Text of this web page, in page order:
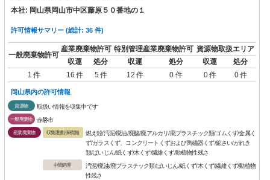
本社: 岡山県岡山市中区藤原５０番地の１
許可情報サマリー (総計: 36 件)
一般廃棄物許可
産業廃棄物許可 特別管理産業廃棄物許可 資源物取扱エリア
収運
処分 収運 処分 収運
処分
1 件
16 件 5 件 12 件 0 件 0 件 0 件
岡山県内の許可情報
資源物 取扱い情報を収集中です
一般廃棄物 赤磐市
産業廃棄物 収集運搬(保積無)
燃え殻/汚泥/廃油/廃酸/廃アルカリ/廃プラスチック類/ゴムくず/金属く
ず/ガラスくず、コンクリートくずおよび陶磁器くず/鉱さい/がれき
類/ばいじん/紙くず/木くず/繊維くず/動植物性残さ
中間処理
汚泥/廃油/廃プラスチック類/ばいじん/紙くず/木くず/繊維くず/動植物
性残さ